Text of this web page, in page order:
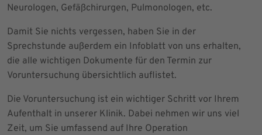
Neurologen, Gefäßchirurgen, Pulmonologen, etc.
Damit Sie nichts vergessen, haben Sie in der
Sprechstunde außerdem ein Infoblatt von uns erhalten,
die alle wichtigen Dokumente für den Termin zur
Voruntersuchung übersichtlich auflistet.
Die Voruntersuchung ist ein wichtiger Schritt vor Ihrem
Aufenthalt in unserer Klinik. Dabei nehmen wir uns viel
Zeit, um Sie umfassend auf Ihre Operation